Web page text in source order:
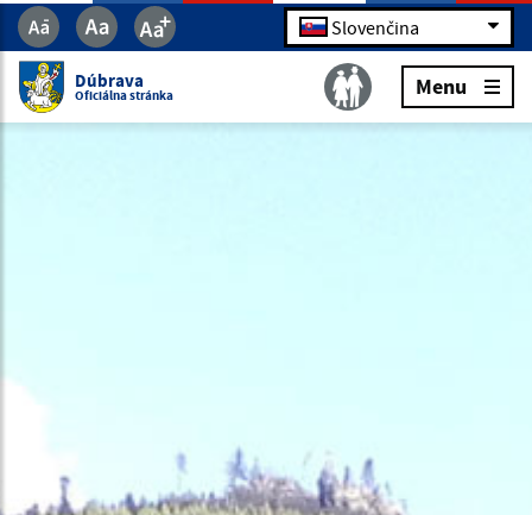
Slovenčina
Dúbrava
Oficiálna stránka Menu